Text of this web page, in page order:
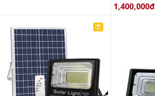
Giá bán:
1,400,000đ